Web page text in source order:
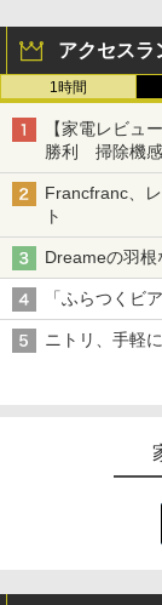
アクセスラ
1時間
【家電レビュ
勝利 掃除機感
Francfranc、
ト
Dreameの羽
「ふらつくビ
ニトリ、手軽